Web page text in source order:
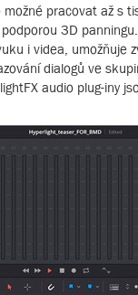
pracovat až s
3D
i videa,
dialogů ve
audio plug-iny